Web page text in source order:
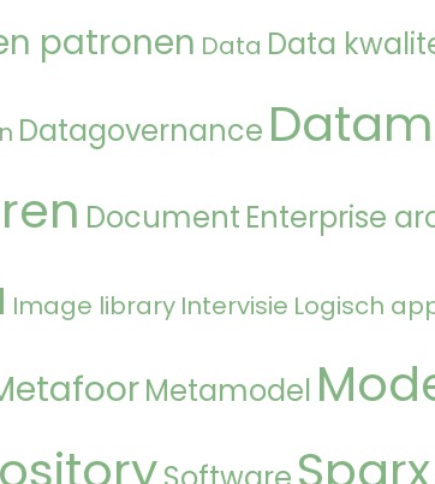
patronen Data Data
Datagovernance
Document Enterprise
Image library Intervisie Logisch
Metamodel